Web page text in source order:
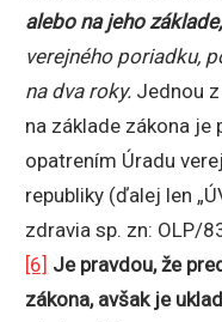
alebo na jeho základe,
verejného poriadku,
na dva roky. Jednou
na základe zákona je
opatrením Úradu
republiky (ďalej len
zdravia sp. zn: OLP/
[6] Je pravdou, že
zákona, avšak je